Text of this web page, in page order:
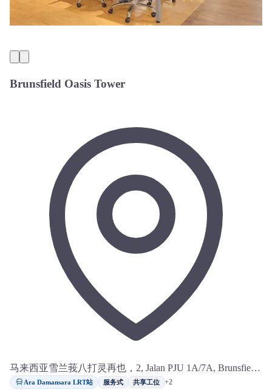
Brunsfield Oasis Tower
马来西亚雪兰莪八打灵再也，2, Jalan PJU 1A/7A, Brunsfield
Oasis Tower 3, Ara Damansara
Ara Damansara LRT站 服务式 共享工位 +2